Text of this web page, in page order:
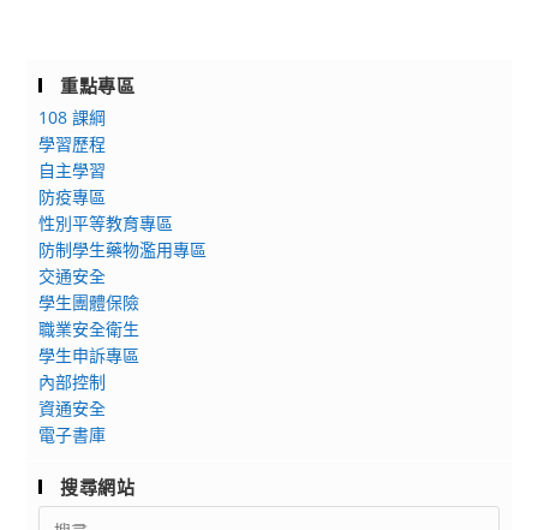
重點專區
108 課綱
學習歷程
自主學習
防疫專區
性別平等教育專區
防制學生藥物濫用專區
交通安全
學生團體保險
職業安全衛生
學生申訴專區
內部控制
資通安全
電子書庫
搜尋網站
Search